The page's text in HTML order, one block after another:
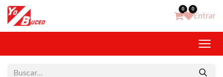
Ir al contenido 0 0
Entrar